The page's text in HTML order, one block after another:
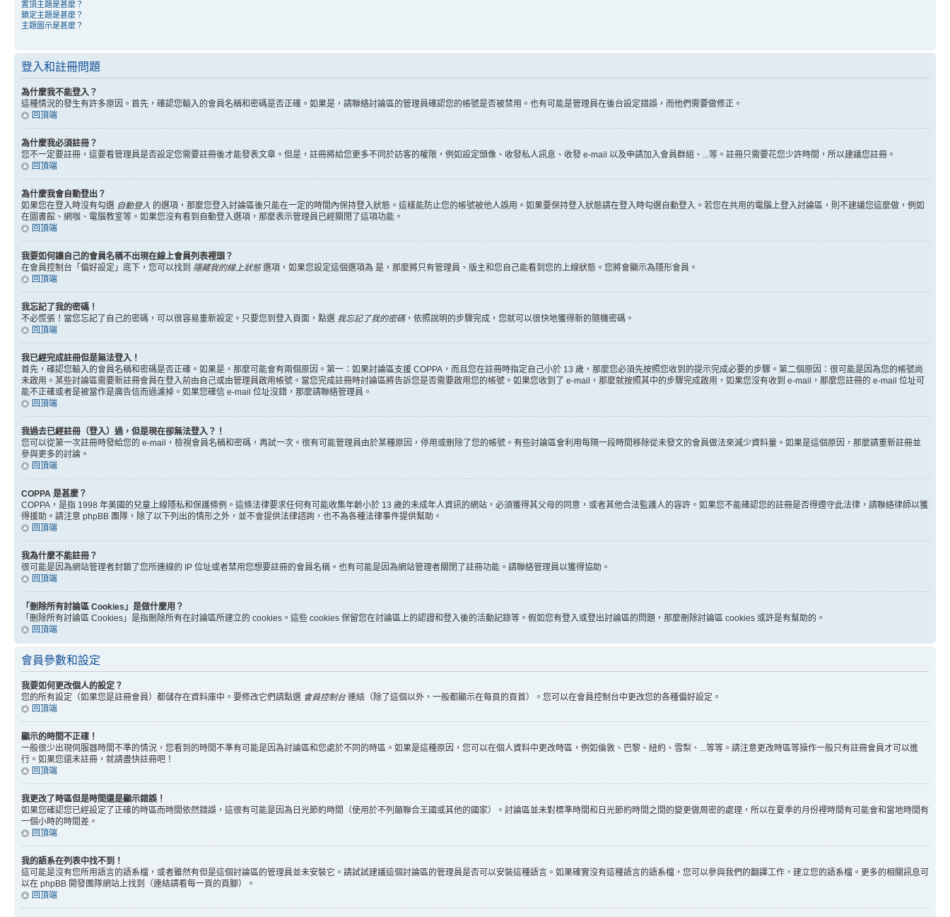
置頂主題是甚麼？
鎖定主題是甚麼？
主題圖示是甚麼？
登入和註冊問題
為什麼我不能登入？
這種情況的發生有許多原因。首先，確認您輸入的會員名稱和密碼是否正確。如果是，請聯絡討論區的管理員確認您的帳號是否被禁用。也有可能是管理員在後台設定錯誤，而他們需要做修正。
回頂端
為什麼我必須註冊？
您不一定要註冊，這要看管理員是否設定您需要註冊後才能發表文章。但是，註冊將給您更多不同於訪客的權限，例如設定頭像、收發私人訊息、收發 e-mail 以及申請加入會員群組、...等。註冊只需要花您少許時間，所以建議您註冊。
回頂端
為什麼我會自動登出？
如果您在登入時沒有勾選 自動登入 的選項，那麼您登入討論區後只能在一定的時間內保持登入狀態。這樣能防止您的帳號被他人誤用。如果要保持登入狀態請在登入時勾選自動登入。若您在共用的電腦上登入討論區，則不建議您這麼做，例如
在圖書館、網咖、電腦教室等。如果您沒有看到自動登入選項，那麼表示管理員已經關閉了這項功能。
回頂端
我要如何讓自己的會員名稱不出現在線上會員列表裡頭？
在會員控制台「偏好設定」底下，您可以找到 隱藏我的線上狀態選項，如果您設定這個選項為 是 ，那麼將只有管理員、版主和您自己能看到您的上線狀態。您將會顯示為隱形會員。
回頂端
我忘記了我的密碼！
不必慌張！當您忘記了自己的密碼，可以很容易重新設定。只要您到登入頁面，點選 我忘記了我的密碼，依照說明的步驟完成，您就可以很快地獲得新的隨機密碼。
回頂端
我已經完成註冊但是無法登入！
首先，確認您輸入的會員名稱和密碼是否正確。如果是，那麼可能會有兩個原因。第一：如果討論區支援 COPPA，而且您在註冊時指定自己小於 13 歲，那麼您必須先按照您收到的提示完成必要的步驟。第二個原因：很可能是因為您的帳號尚
未啟用。某些討論區需要新註冊會員在登入前由自己或由管理員啟用帳號。當您完成註冊時討論區將告訴您是否需要啟用您的帳號。如果您收到了 e-mail，那麼就按照其中的步驟完成啟用，如果您沒有收到 e-mail，那麼您註冊的 e-mail 位址可
能不正確或者是被當作是廣告信而過濾掉。如果您確信 e-mail 位址沒錯，那麼請聯絡管理員。
回頂端
我過去已經註冊（登入）過，但是現在卻無法登入？！
您可以從第一次註冊時發給您的 e-mail，檢視會員名稱和密碼，再試一次。很有可能管理員由於某種原因，停用或刪除了您的帳號。有些討論區會利用每隔一段時間移除從未發文的會員做法來減少資料量。如果是這個原因，那麼請重新註冊並
參與更多的討論。
回頂端
COPPA 是甚麼？
COPPA，是指 1998 年美國的兒童上線隱私和保護條例。這條法律要求任何有可能收集年齡小於 13 歲的未成年人資訊的網站，必須獲得其父母的同意，或者其他合法監護人的容許。如果您不能確認您的註冊是否得遵守此法律，請聯絡律師以獲
得援助。請注意 phpBB 團隊，除了以下列出的情形之外，並不會提供法律諮詢，也不為各種法律事件提供幫助。
回頂端
我為什麼不能註冊？
很可能是因為網站管理者封鎖了您所連線的 IP 位址或者禁用您想要註冊的會員名稱。也有可能是因為網站管理者關閉了註冊功能。請聯絡管理員以獲得協助。
回頂端
「刪除所有討論區 Cookies」是做什麼用？
「刪除所有討論區 Cookies」是指刪除所有在討論區所建立的 cookies。這些 cookies 保留您在討論區上的認證和登入後的活動記錄等。假如您有登入或登出討論區的問題，那麼刪除討論區 cookies 或許是有幫助的。
回頂端
會員參數和設定
我要如何更改個人的設定？
您的所有設定（如果您是註冊會員）都儲存在資料庫中。要修改它們請點選 會員控制台連結（除了這個以外，一般都顯示在每頁的頁首）。您可以在會員控制台中更改您的各種偏好設定。
回頂端
顯示的時間不正確！
一般很少出現伺服器時間不準的情況，您看到的時間不準有可能是因為討論區和您處於不同的時區。如果是這種原因，您可以在個人資料中更改時區，例如倫敦、巴黎、紐約、雪梨、...等等。請注意更改時區等操作一般只有註冊會員才可以進
行。如果您還未註冊，就請盡快註冊吧！
回頂端
我更改了時區但是時間還是顯示錯誤！
如果您確認您已經設定了正確的時區而時間依然錯誤，這很有可能是因為日光節約時間（使用於不列顛聯合王國或其他的國家）。討論區並未對標準時間和日光節約時間之間的變更做周密的處理，所以在夏季的月份裡時間有可能會和當地時間有
一個小時的時間差。
回頂端
我的語系在列表中找不到！
這可能是沒有您所用語言的語系檔，或者雖然有但是這個討論區的管理員並未安裝它。請試試建議這個討論區的管理員是否可以安裝這種語言。如果確實沒有這種語言的語系檔，您可以參與我們的翻譯工作，建立您的語系檔。更多的相關訊息可
以在 phpBB 開發團隊網站上找到（連結請看每一頁的頁腳）。
回頂端